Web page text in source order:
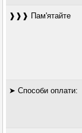
❱❱❱ Пам'ятайте
➤ Способи оплати: